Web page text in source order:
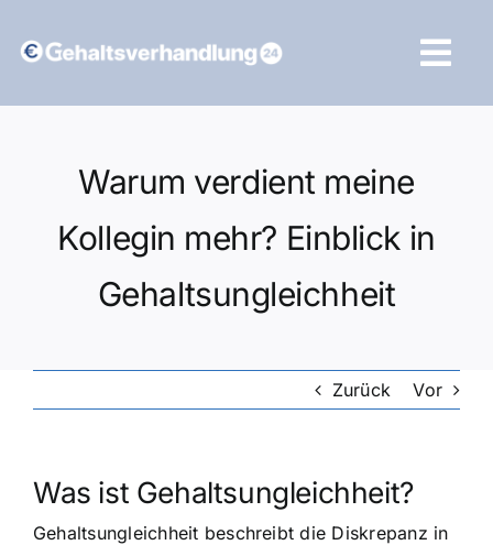
Inhalt
Warum verdient meine
Kollegin mehr? Einblick in
Gehaltsungleichheit
Zurück Vor
Was ist Gehaltsungleichheit?
Gehaltsungleichheit beschreibt die Diskrepanz in